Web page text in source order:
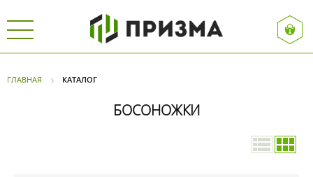
ГЛАВНАЯ КАТАЛОГ
БОСОНОЖКИ